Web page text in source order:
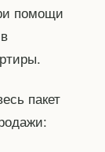
помощи
пакет